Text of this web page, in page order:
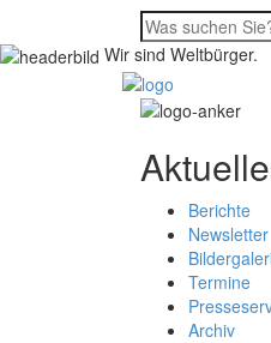
Wir sind Weltbürger.
Berichte
Newsletter
Termine
Archiv